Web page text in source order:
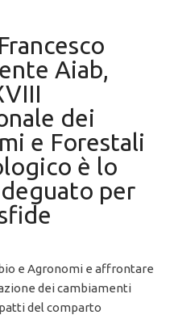
Aiab,
dei
e Forestali
è lo
per
e Agronomi e affrontare
dei cambiamenti
del comparto